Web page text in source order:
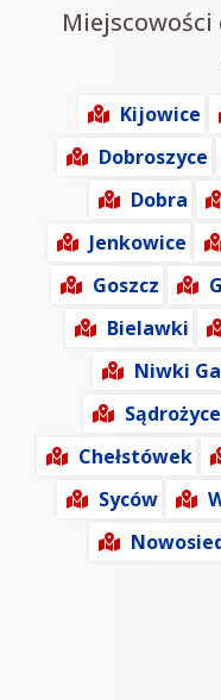
Kijowice
Dobroszyce
Dobra
Jenkowice
Goszcz
Bielawki
Niwki
Sądrożyce
Chełstówek
Syców